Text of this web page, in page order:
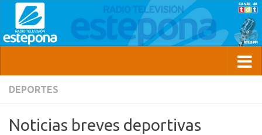
DEPORTES
Noticias breves deportivas